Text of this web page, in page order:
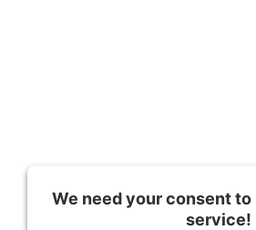
We need your consent
service!